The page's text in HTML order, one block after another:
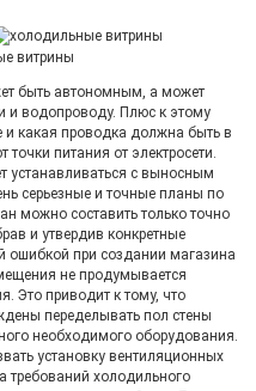
быть автономным, а может
и водопроводу. Плюс к этому
и какая проводка должна быть в
питания от электросети.
устанавливаться с выносным
серьезные и точные планы по
можно составить только точно
и утвердив конкретные
ошибкой при создании магазина
не продумывается
Это приводит к тому, что
переделывать пол стены
необходимого оборудования.
установку вентиляционных
требований холодильного